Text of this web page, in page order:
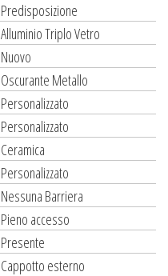
Predisposizione
Alluminio Triplo Vetro
Nuovo
Oscurante Metallo
Personalizzato
Personalizzato
Ceramica
Personalizzato
Nessuna Barriera
Pieno accesso
Presente
Cappotto esterno